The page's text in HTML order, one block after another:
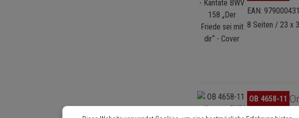
EAN:
8 Seiten / 23 x
Bildergalerie überspringen
OB 4658-11